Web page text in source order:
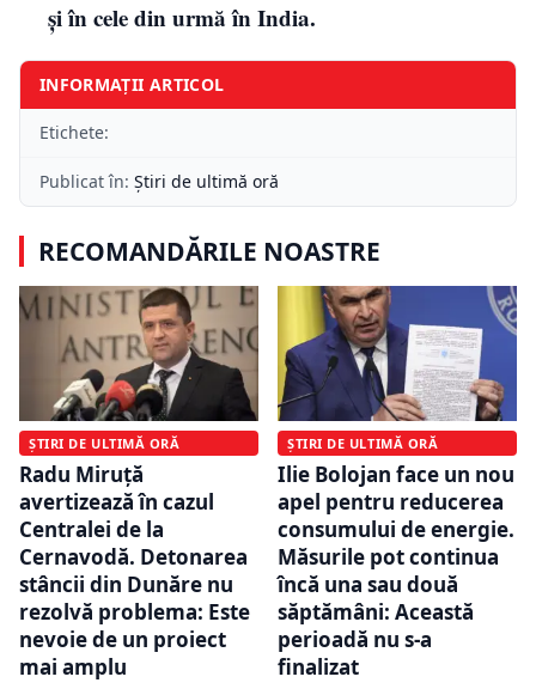
şi în cele din urmă în India.
INFORMAȚII ARTICOL
Etichete:
Publicat în: Știri de ultimă oră
RECOMANDĂRILE NOASTRE
ȘTIRI DE ULTIMĂ ORĂ
Radu Miruță
avertizează în cazul
Centralei de la
Cernavodă. Detonarea
stâncii din Dunăre nu
rezolvă problema: Este
nevoie de un proiect
mai amplu
ȘTIRI DE ULTIMĂ ORĂ
Ilie Bolojan face un nou
apel pentru reducerea
consumului de energie.
Măsurile pot continua
încă una sau două
săptămâni: Această
perioadă nu s-a
finalizat